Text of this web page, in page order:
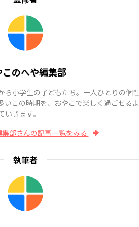
このへや編集部
ら小学生の子どもたち。一人ひとりの個
いこの時期を、おやこで楽しく過ごせるよ
きます。
部さんの記事一覧をみる
執筆者